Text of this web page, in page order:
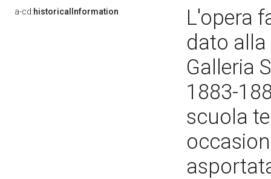
a-cd:historicalInformation
L'opera
dato
Galleria
1883-
scuola